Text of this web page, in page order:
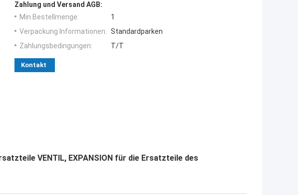
Zahlung und Versand AGB:
Min Bestellmenge:
1
Verpackung Informationen: Standardparken
Zahlungsbedingungen:
T/T
Kontakt
VENTIL, EXPANSION für die Ersatzteile des